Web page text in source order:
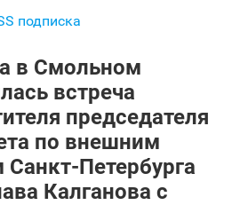
подписка
в Смольном
встреча
председателя
по внешним
Санкт‑Петербурга
Калганова с